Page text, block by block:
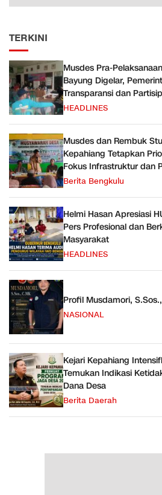
TERKINI
Musdes Pra-
Bayung Digelar,
Transparansi dan
HEADLINES
Musdes dan Rembuk
Kepahiang Tetapkan
Fokus Infrastruktur dan
Berita Bengkulu
Helmi Hasan Apresiasi
Pers Profesional dan
Masyarakat
HEADLINES
Profil Musdamori,
NASIONAL
Kejari Kepahiang
Temukan Indikasi
Dana Desa
Berita Daerah